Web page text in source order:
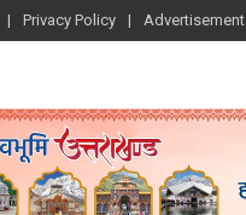
Privacy Policy Advertisement